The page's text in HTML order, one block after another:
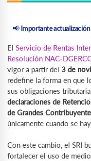
📢 Importante
El Servicio de Rentas
Resolución NAC-
vigor a partir del 3 de
redefine la forma en que
sus obligaciones
declaraciones de
de Grandes
únicamente cuando se
Con este cambio, el SRI
fortalecer el uso de